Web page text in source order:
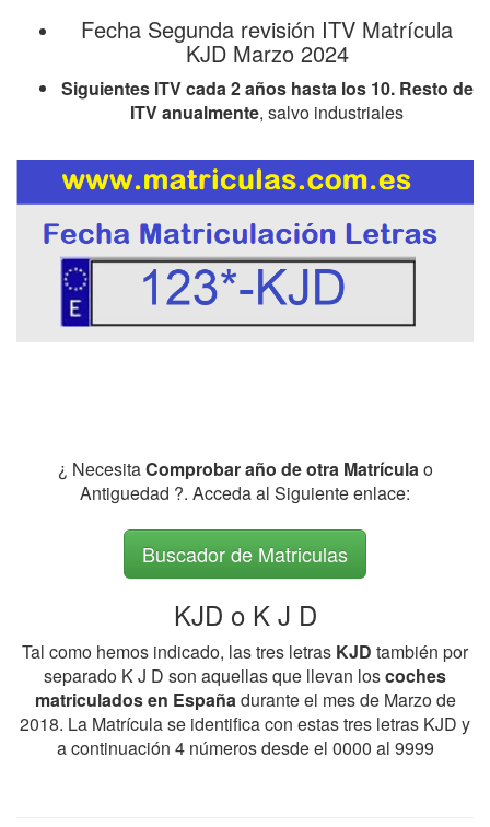
Fecha Segunda revisión ITV Matrícula
KJD Marzo 2024
Siguientes ITV cada 2 años hasta los 10. Resto de
ITV anualmente, salvo industriales
¿ NecesitaComprobar año de otra Matrículao
Antiguedad ?. Acceda al Siguiente enlace:
Buscador de Matriculas
KJD o K J D
Tal como hemos indicado, las tres letras KJD también por
separado K J D son aquellas que llevan loscoches
matriculados en Españadurante el mes de Marzo de
2018. La Matrícula se identifica con estas tres letras KJD y
a continuación 4 números desde el 0000 al 9999